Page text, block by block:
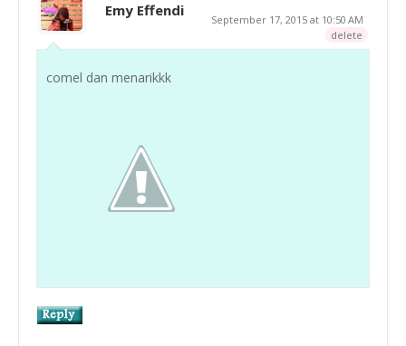
Emy Effendi
September 17, 2015 at 10:50 AM
delete
comel dan menarikkk